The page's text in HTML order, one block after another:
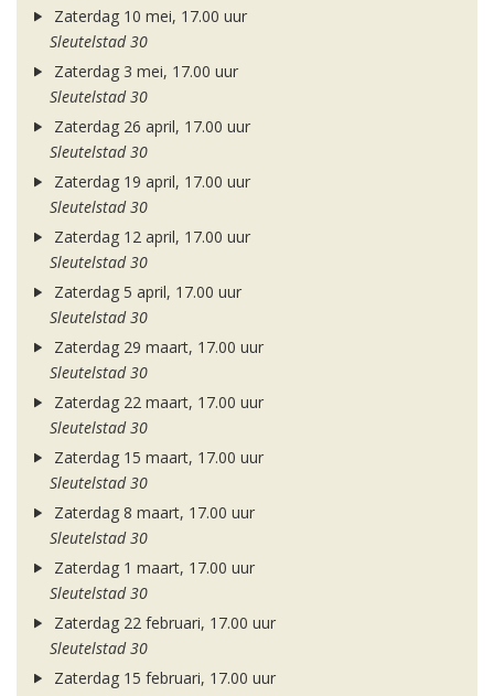
Zaterdag 10 mei, 17.00 uur
Sleutelstad 30
Zaterdag 3 mei, 17.00 uur
Sleutelstad 30
Zaterdag 26 april, 17.00 uur
Sleutelstad 30
Zaterdag 19 april, 17.00 uur
Sleutelstad 30
Zaterdag 12 april, 17.00 uur
Sleutelstad 30
Zaterdag 5 april, 17.00 uur
Sleutelstad 30
Zaterdag 29 maart, 17.00 uur
Sleutelstad 30
Zaterdag 22 maart, 17.00 uur
Sleutelstad 30
Zaterdag 15 maart, 17.00 uur
Sleutelstad 30
Zaterdag 8 maart, 17.00 uur
Sleutelstad 30
Zaterdag 1 maart, 17.00 uur
Sleutelstad 30
Zaterdag 22 februari, 17.00 uur
Sleutelstad 30
Zaterdag 15 februari, 17.00 uur